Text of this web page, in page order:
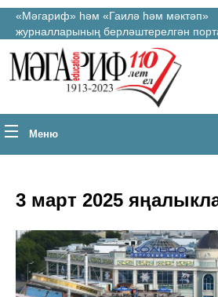
«Мәгариф» һәм «Гаилә һәм мәктәп»
журналларының берләштерелгән
Меню
3 март 2025